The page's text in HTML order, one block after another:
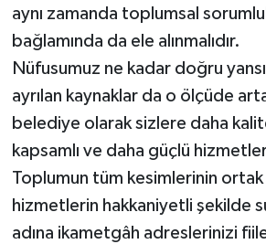
aynı zamanda toplumsal
bağlamında da ele alınmalıdır.
Nüfusumuz ne kadar doğru
ayrılan kaynaklar da o ölçüde
belediye olarak sizlere daha
kapsamlı ve daha güçlü
Toplumun tüm kesimlerinin ortak
hizmetlerin hakkaniyetli şekilde
adına ikametgâh adreslerinizi